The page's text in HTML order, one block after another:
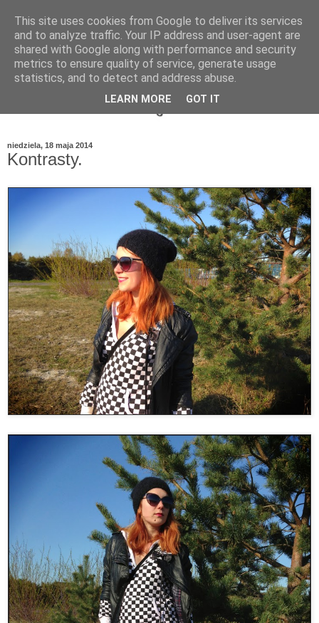
niedziela, 18 maja 2014
Kontrasty.
This site uses cookies from Google to deliver its services
and to analyze traffic. Your IP address and user-agent are
shared with Google along with performance and security
metrics to ensure quality of service, generate usage
statistics, and to detect and address abuse.
LEARN MORE GOT IT